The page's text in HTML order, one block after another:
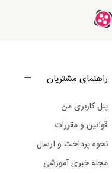
راهنمای مشتریان
پنل کاربری من
قوانین و مقررات
نحوه پرداخت و ارسال
مجله خبری آموزشی